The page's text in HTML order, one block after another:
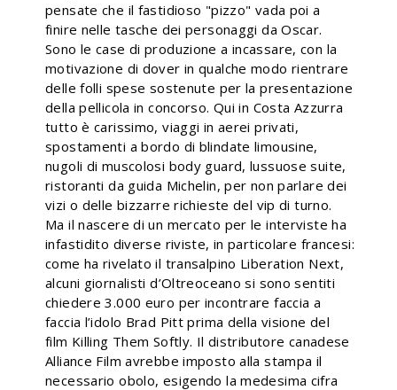
pensate che il fastidioso "pizzo" vada poi a
finire nelle tasche dei personaggi da Oscar.
Sono le case di produzione a incassare, con la
motivazione di dover in qualche modo rientrare
delle folli spese sostenute per la presentazione
della pellicola in concorso. Qui in Costa Azzurra
tutto è carissimo, viaggi in aerei privati,
spostamenti a bordo di blindate limousine,
nugoli di muscolosi body guard, lussuose suite,
ristoranti da guida Michelin, per non parlare dei
vizi o delle bizzarre richieste del vip di turno.
Ma il nascere di un mercato per le interviste ha
infastidito diverse riviste, in particolare francesi:
come ha rivelato il transalpino Liberation Next,
alcuni giornalisti d’Oltreoceano si sono sentiti
chiedere 3.000 euro per incontrare faccia a
faccia l’idolo Brad Pitt prima della visione del
film Killing Them Softly. Il distributore canadese
Alliance Film avrebbe imposto alla stampa il
necessario obolo, esigendo la medesima cifra